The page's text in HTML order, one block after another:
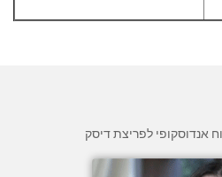
אנדוסקופי לפריצת דיסק